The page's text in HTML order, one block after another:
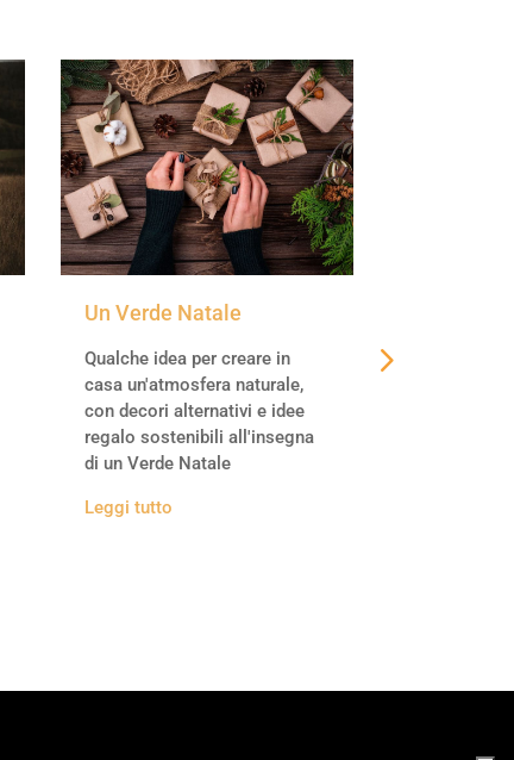
Un Verde Natale
Qualche idea per creare in
casa un'atmosfera naturale,
con decori alternativi e idee
regalo sostenibili all'insegna
di un Verde Natale
Leggi tutto